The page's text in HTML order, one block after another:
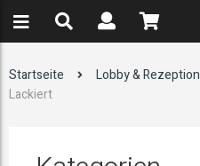
Startseite Lobby & Rezeption
Lackiert